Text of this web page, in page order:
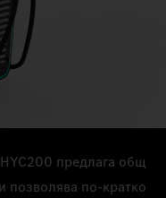
предлага общ
позволява по-кратко